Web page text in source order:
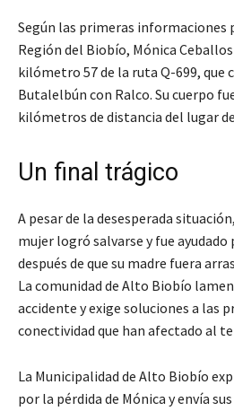
Según las primeras informaciones
Región del Biobío, Mónica
kilómetro 57 de la ruta Q-699, que
Butalelbún con Ralco. Su cuerpo
kilómetros de distancia del lugar
Un final trágico
A pesar de la desesperada
mujer logró salvarse y fue
después de que su madre fuera
La comunidad de Alto Biobío
accidente y exige soluciones a las
conectividad que han afectado al
La Municipalidad de Alto Biobío
por la pérdida de Mónica y envía